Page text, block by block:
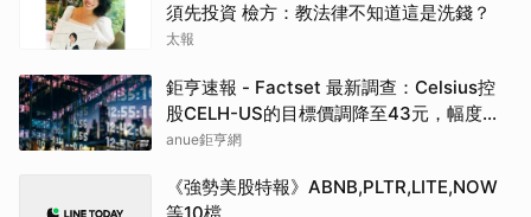
須先投資 檢方：教法律不知道這是洗錢？
太報
鉅亨速報 - Factset 最新調查：Celsius控
股CELH-US的目標價調降至43元，幅度約
3.37%
anue鉅亨網
《強勢美股特報》ABNB,PLTR,LITE,NOW